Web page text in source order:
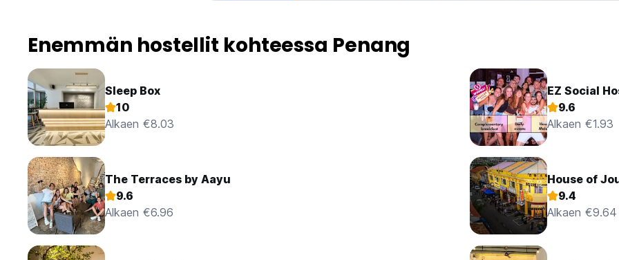
Enemmän hostellit kohteessa Penang
Sleep Box
10
Alkaen €8.03
EZ Social
9.6
Alkaen €1.93
The Terraces by Aayu
9.6
Alkaen €6.96
House of
9.4
Alkaen €9.64